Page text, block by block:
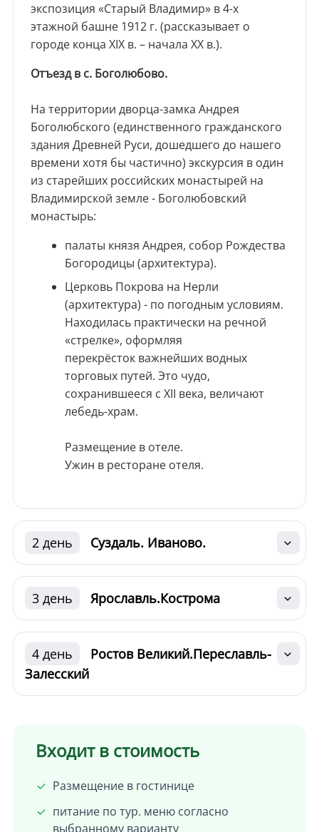
экспозиция «Старый Владимир» в 4-х
этажной башне 1912 г. (рассказывает о
городе конца XIX в. – начала XX в.).
Отъезд в с. Боголюбово.
На территории дворца-замка Андрея
Боголюбского (единственного гражданского
здания Древней Руси, дошедшего до нашего
времени хотя бы частично) экскурсия в один
из старейших российских монастырей на
Владимирской земле - Боголюбовский
монастырь:
палаты князя Андрея, собор Рождества
Богородицы (архитектура).
Церковь Покрова на Нерли
(архитектура) - по погодным условиям.
Находилась практически на речной
«стрелке», оформляя
перекрёсток важнейших водных
торговых путей. Это чудо,
сохранившееся с ХII века, величают
лебедь-храм.
Размещение в отеле.
Ужин в ресторане отеля.
2 день Суздаль. Иваново.
3 день Ярославль.Кострома
4 день
Ростов Великий.Переславль-
Залесский
Входит в стоимость
Размещение в гостинице
питание по тур. меню согласно
выбранному варианту